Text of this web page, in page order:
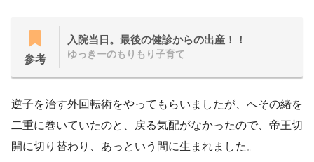
参考
入院当日。最後の健診からの出産！！
ゆっきーのもりもり子育て
逆子を治す外回転術をやってもらいましたが、へその緒を
二重に巻いていたのと、戻る気配がなかったので、帝王切
開に切り替わり、あっという間に生まれました。